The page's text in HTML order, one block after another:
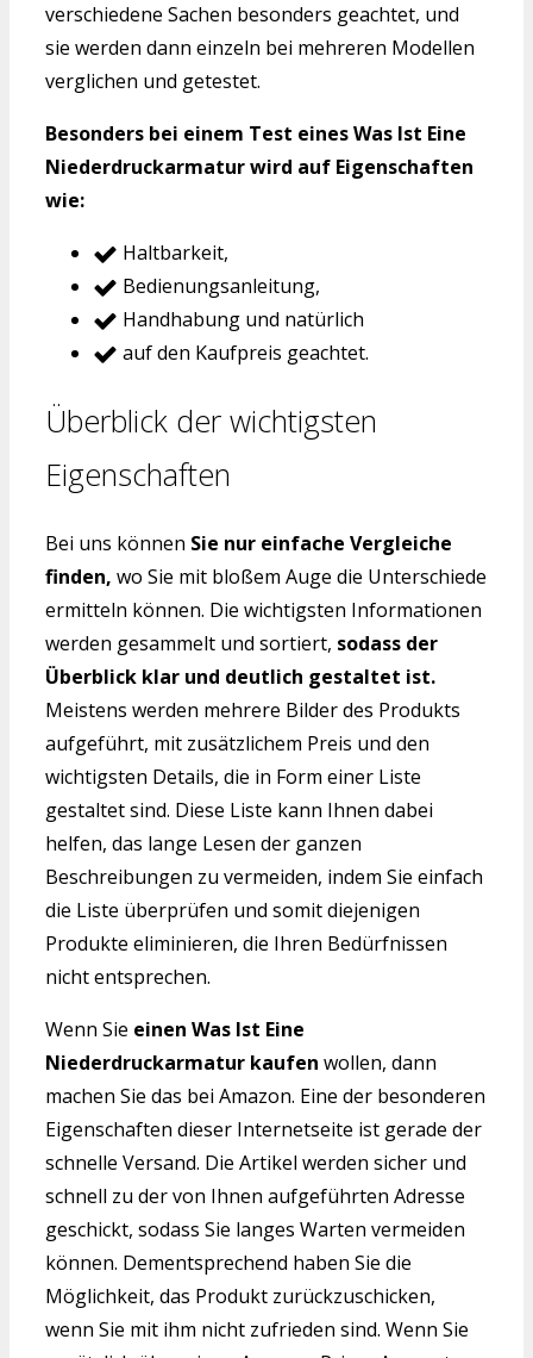
verschiedene Sachen besonders geachtet, und
sie werden dann einzeln bei mehreren Modellen
verglichen und getestet.
Besonders bei einem Test eines Was Ist Eine
Niederdruckarmatur wird auf Eigenschaften
wie:
Haltbarkeit,
Bedienungsanleitung,
Handhabung und natürlich
auf den Kaufpreis geachtet.
Überblick der wichtigsten
Eigenschaften
Bei uns können Sie nur einfache Vergleiche
finden, wo Sie mit bloßem Auge die Unterschiede
ermitteln können. Die wichtigsten Informationen
werden gesammelt und sortiert, sodass der
Überblick klar und deutlich gestaltet ist.
Meistens werden mehrere Bilder des Produkts
aufgeführt, mit zusätzlichem Preis und den
wichtigsten Details, die in Form einer Liste
gestaltet sind. Diese Liste kann Ihnen dabei
helfen, das lange Lesen der ganzen
Beschreibungen zu vermeiden, indem Sie einfach
die Liste überprüfen und somit diejenigen
Produkte eliminieren, die Ihren Bedürfnissen
nicht entsprechen.
Wenn Sie einen Was Ist Eine
Niederdruckarmatur kaufen wollen, dann
machen Sie das bei Amazon. Eine der besonderen
Eigenschaften dieser Internetseite ist gerade der
schnelle Versand. Die Artikel werden sicher und
schnell zu der von Ihnen aufgeführten Adresse
geschickt, sodass Sie langes Warten vermeiden
können. Dementsprechend haben Sie die
Möglichkeit, das Produkt zurückzuschicken,
wenn Sie mit ihm nicht zufrieden sind. Wenn Sie